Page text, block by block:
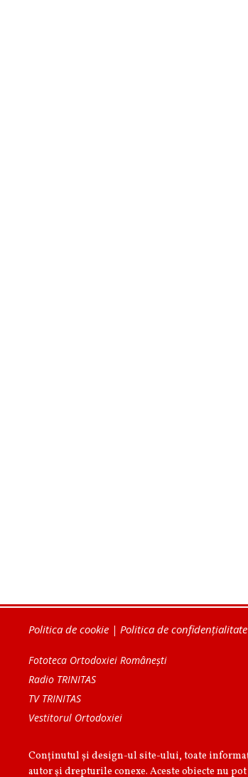
Politica de cookie | Politica de confidențialitate
Fototeca Ortodoxiei Românești
Radio TRINITAS
TV TRINITAS
Vestitorul Ortodoxiei
Conținutul și design-ul site-ului, toate
autor şi drepturile conexe. Aceste obiecte nu